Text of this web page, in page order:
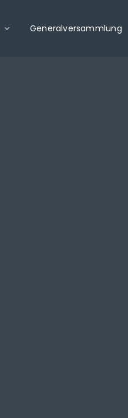
Generalversammlung